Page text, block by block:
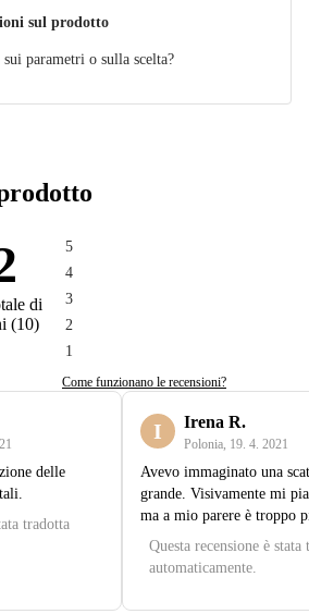
sul prodotto
parametri o sulla scelta?
di
(10)
5
4
3
2
1
Come funzionano le recensioni?
delle
tradotta
I Irena R.
Polonia 19. 4. 2021
Avevo immaginato una
grande. Visivamente mi
ma a mio parere è troppo
Questa recensione è stata
automaticamente.